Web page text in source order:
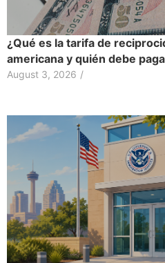
¿Qué es la tarifa de
americana y quién debe
August 3, 2026 /